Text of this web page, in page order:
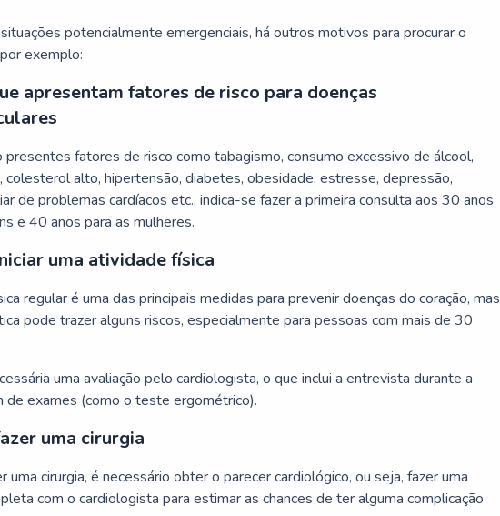
potencialmente emergenciais, há outros motivos para procurar o
exemplo:
apresentam fatores de risco para doenças
presentes fatores de risco como tabagismo, consumo excessivo de álcool,
colesterol alto, hipertensão, diabetes, obesidade, estresse, depressão,
de problemas cardíacos etc., indica-se fazer a primeira consulta aos 30 anos
e 40 anos para as mulheres.
uma atividade física
regular é uma das principais medidas para prevenir doenças do coração, mas
pode trazer alguns riscos, especialmente para pessoas com mais de 30
uma avaliação pelo cardiologista, o que inclui a entrevista durante a
de exames (como o teste ergométrico).
uma cirurgia
uma cirurgia, é necessário obter o parecer cardiológico, ou seja, fazer uma
com o cardiologista para estimar as chances de ter alguma complicação